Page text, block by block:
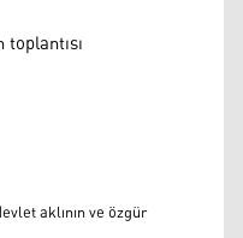
aklının ve özgür